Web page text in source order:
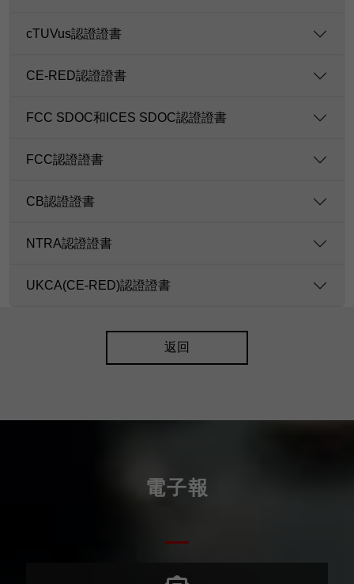
cTUVus認證證書
CE-RED認證證書
FCC SDOC和ICES SDOC認證證書
FCC認證證書
CB認證證書
NTRA認證證書
UKCA(CE-RED)認證證書
返回
電子報